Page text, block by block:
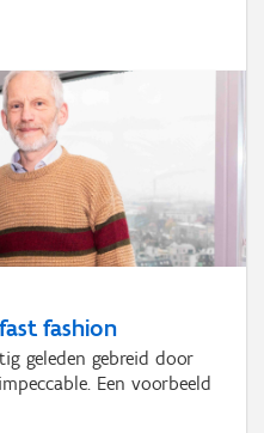
fashion
geleden gebreid door
Een voorbeeld